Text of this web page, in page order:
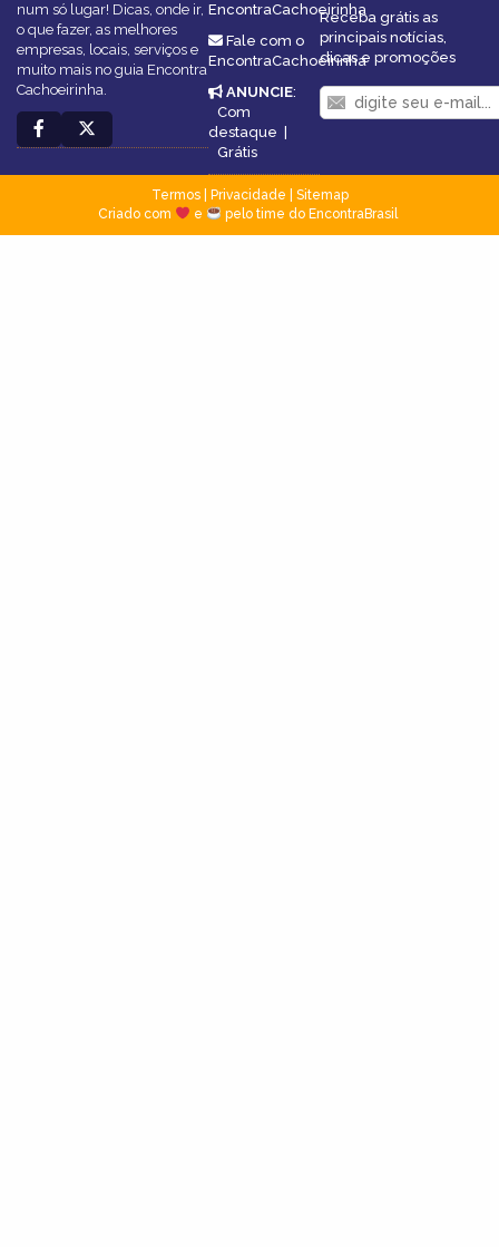
num só lugar! Dicas, onde ir,
o que fazer, as melhores
empresas, locais, serviços e
muito mais no guia Encontra
Cachoeirinha.
EncontraCachoeirinha
Fale com o
EncontraCachoeirinha
ANUNCIE:
Com
destaque
Grátis
Receba grátis as
principais notícias,
dicas e promoções
Termos| Privacidade
Sitemap
Criado com
e pelo time do EncontraBrasil